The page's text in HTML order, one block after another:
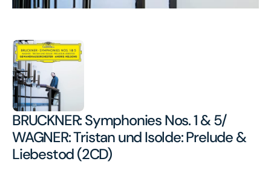
BRUCKNER: Symphonies Nos. 1 & 5/
WAGNER: Tristan und Isolde: Prelude &
Liebestod (2CD)
張